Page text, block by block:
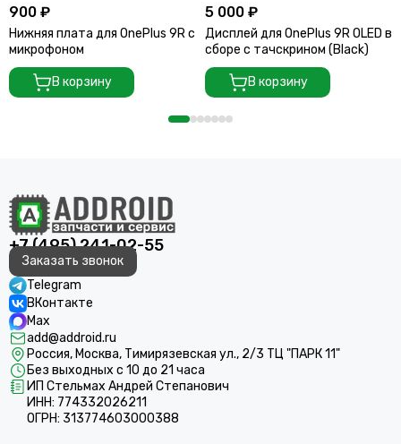
900 ₽
Нижняя плата для OnePlus 9R с
микрофоном
В корзину
5 000 ₽
Дисплей для OnePlus 9R OLED в
сборе с тачскрином (Black)
В корзину
+7 (495) 241-02-55
Заказать звонок
Telegram
ВКонтакте
Max
add@addroid.ru
Россия, Москва, Тимирязевская ул., 2/3 ТЦ "ПАРК 11"
Без выходных с 10 до 21 часа
ИП Стельмах Андрей Степанович
ИНН: 774332026211
ОГРН: 313774603000388